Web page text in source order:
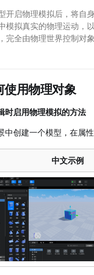
开启物理模拟后，将自
模拟真实的物理运动，
完全由物理世界控制对
使用物理对象
时启用物理模拟的方法
中创建一个模型，在属
中文示例